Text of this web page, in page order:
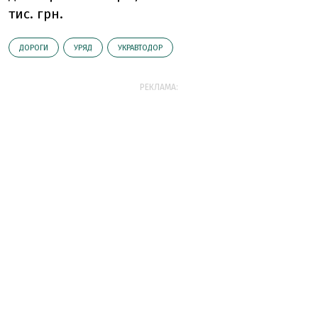
тис. грн.
ДОРОГИ УРЯД УКРАВТОДОР
РЕКЛАМА: